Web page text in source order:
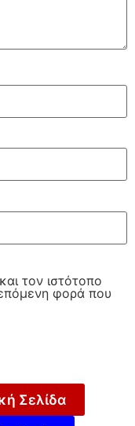
τον ιστότοπο
φορά που
Σελίδα